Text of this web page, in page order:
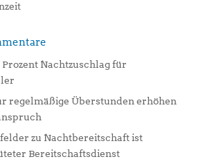
Prozent Nachtzuschlag für
regelmäßige Überstunden erhöhen
zu Nachtbereitschaft ist
Bereitschaftsdienst